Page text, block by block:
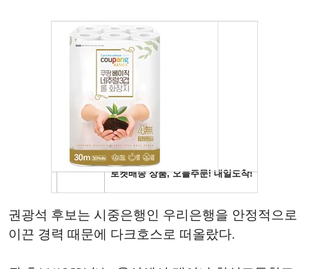
권광석 후보는 시중은행인 우리은행을 안정적으로
이끈 경력 때문에 다크호스로 떠올랐다.